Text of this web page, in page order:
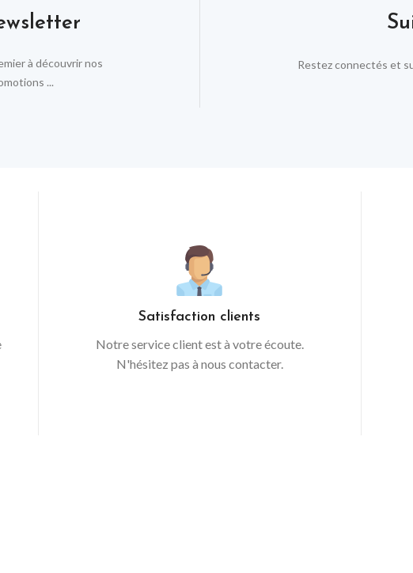
à découvrir nos
...
Restez connectés et
Satisfaction clients
Notre service client est à votre écoute.
N'hésitez pas à nous contacter.